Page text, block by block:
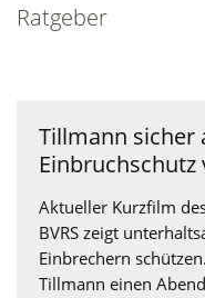
Ratgeber
Tillmann sicher
Einbruchschutz
Aktueller Kurzfilm
BVRS zeigt
Einbrechern
Tillmann einen